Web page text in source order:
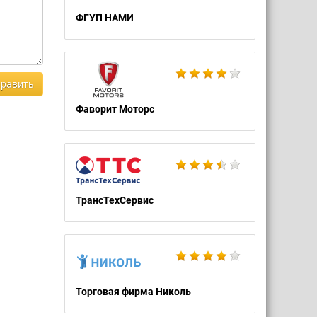
ФГУП НАМИ
Фаворит Моторс
ТрансТехСервис
Торговая фирма Николь